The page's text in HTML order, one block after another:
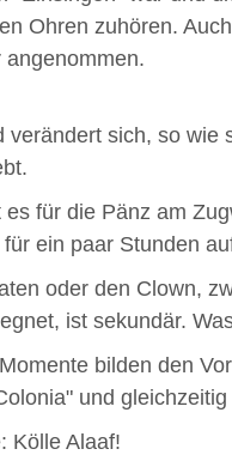
Ohren zuhören.
verändert sich, so wie
es für die Pänz am
ein paar Stunden
oder den Clown,
ist sekundär.
bilden den
und
Kölle Alaaf!